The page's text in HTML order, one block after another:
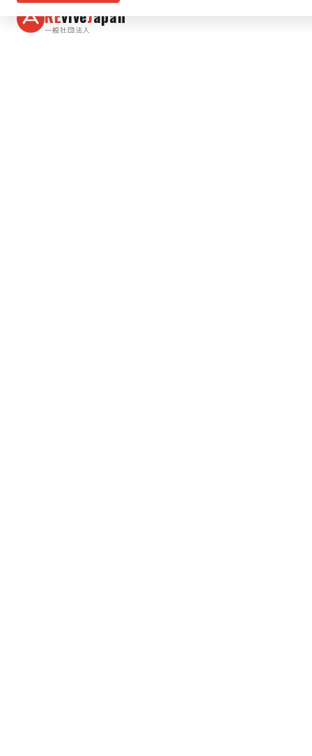
REviveJapan
一般社団法人